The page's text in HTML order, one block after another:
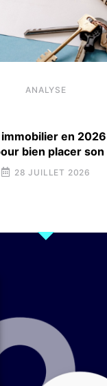
ANALYSE
en
bien placer
28 JUILLET 2026